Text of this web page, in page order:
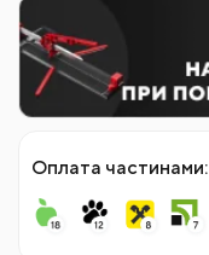
Оплата частинами: